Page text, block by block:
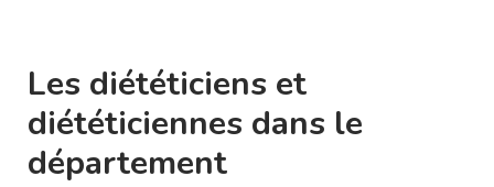
Les diététiciens et
diététiciennes dans le
département